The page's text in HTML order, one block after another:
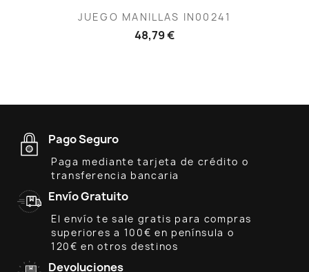
JUEGO MANILLAS IN00241
48,79 €
Pago Seguro
Paga mediante tarjeta de crédito o
transferencia bancaria
Envío Gratuito
El envío te sale gratis para compras
superiores a 100€ en península o
120€ en otros destinos
Devoluciones